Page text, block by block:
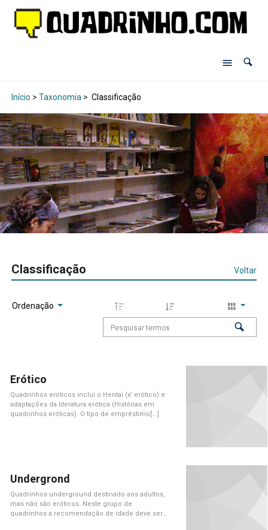
Início > Taxonomia > Classificação
Classificação Voltar
Ordenação
Erótico
Quadrinhos eróticos inclui o Hentai (x’ erótico) e
adaptações da literatura erótica (Histórias em
quadrinhos eróticas). O tipo de empréstimo[...]
Undergrond
Quadrinhos underground destinado aos adultos,
mas não são eróticos. Neste grupo de
quadrinhos a recomendação de idade deve ser